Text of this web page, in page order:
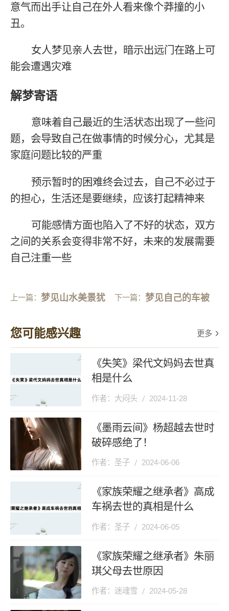
意气而出手让自己在外人看来像个莽撞的小
丑。
女人梦见亲人去世，暗示出远门在路上可
能会遭遇灾难
解梦寄语
意味着自己最近的生活状态出现了一些问
题，会导致自己在做事情的时候分心，尤其是
家庭问题比较的严重
预示暂时的困难终会过去，自己不必过于
的担心，生活还是要继续，应该打起精神来
可能感情方面也陷入了不好的状态，双方
之间的关系会变得非常不好，未来的发展需要
自己注重一些
上一篇：梦见山水美景犹 下一篇： 梦见自己的车被
您可能感兴趣 更多
《失笑》梁代文妈妈去世真
相是什么
作者：大闷头 2024-11-28
《墨雨云间》杨超越去世时
破碎感绝了！
作者：圣子 2024-06-06
《家族荣耀之继承者》高成
车祸去世的真相是什么
作者：圣子 2024-06-05
《家族荣耀之继承者》朱丽
琪父母去世原因
作者：迷魂雪 2024-05-28